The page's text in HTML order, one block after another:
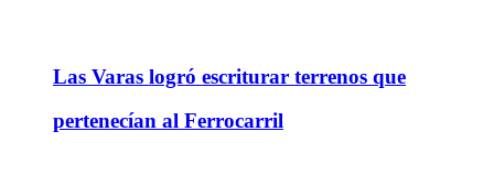
Las Varas logró escriturar terrenos que
pertenecían al Ferrocarril